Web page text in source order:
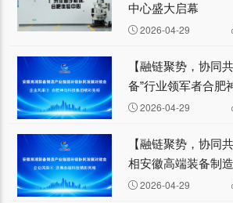
中心盛大启幕
2026-04-29
【融链聚势，协同
备”行业领军者合肥
司将亮相安徽高端
2026-04-29
【融链聚势，协同
相安徽高端装备制
发展对接会 —— 企
2026-04-29